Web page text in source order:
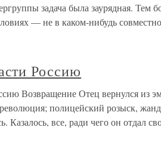
задача была заурядная. Тем
— не в каком-нибудь
Россию
Возвращение Отец вернулся из
полицейский розыск,
Казалось, все, ради чего он отдал